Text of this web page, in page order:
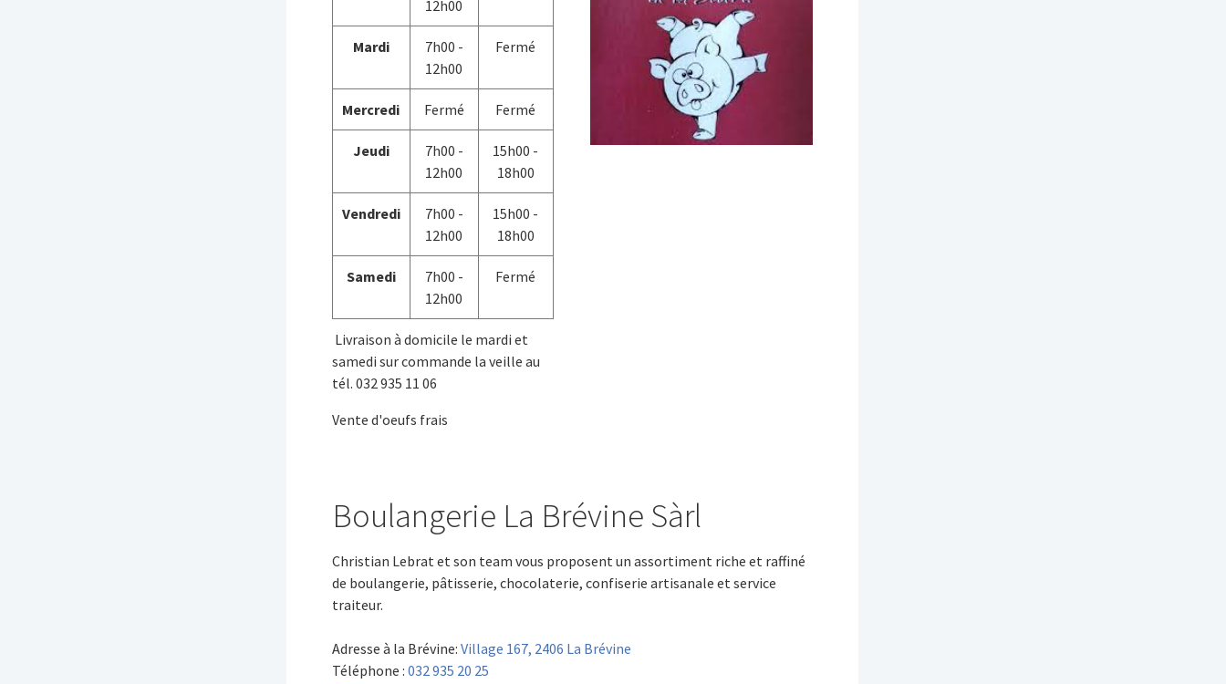
12h00
Mardi
7h00 -
12h00
Fermé
Mercredi Fermé Fermé
Jeudi
7h00 -
12h00
15h00 -
18h00
Vendredi
7h00 -
12h00
15h00 -
18h00
Samedi
7h00 -
12h00
Fermé
Livraison à domicile le mardi et
samedi sur commande la veille au
tél. 032 935 11 06
Vente d'oeufs frais
Boulangerie La Brévine Sàrl
Christian Lebrat et son team vous proposent un assortiment riche et raffiné
de boulangerie, pâtisserie, chocolaterie, confiserie artisanale et service
traiteur.
Adresse à la Brévine: Village 167, 2406 La Brévine
Téléphone : 032 935 20 25